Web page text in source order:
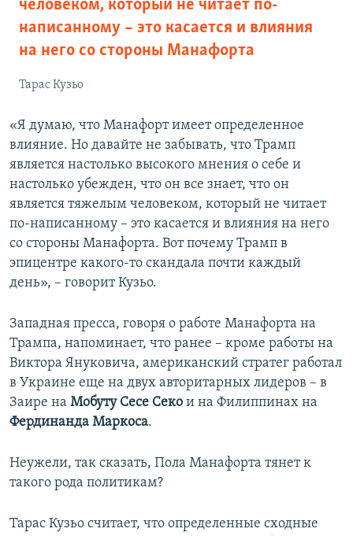
человеком, который не читает по-
написанному – это касается и влияния
на него со стороны Манафорта
Тарас Кузьо
«Я думаю, что Манафорт имеет определенное
влияние. Но давайте не забывать, что Трамп
является настолько высокого мнения о себе и
настолько убежден, что он все знает, что он
является тяжелым человеком, который не читает
по-написанному – это касается и влияния на него
со стороны Манафорта. Вот почему Трамп в
эпицентре какого-то скандала почти каждый
день», – говорит Кузьо.
Западная пресса, говоря о работе Манафорта на
Трампа, напоминает, что ранее – кроме работы на
Виктора Януковича, американский стратег работал
в Украине еще на двух авторитарных лидеров – в
Заире на Мобуту Сесе Секо и на Филиппинах на
Фердинанда Маркоса.
Неужели, так сказать, Пола Манафорта тянет к
такого рода политикам?
Тарас Кузьо считает, что определенные сходные